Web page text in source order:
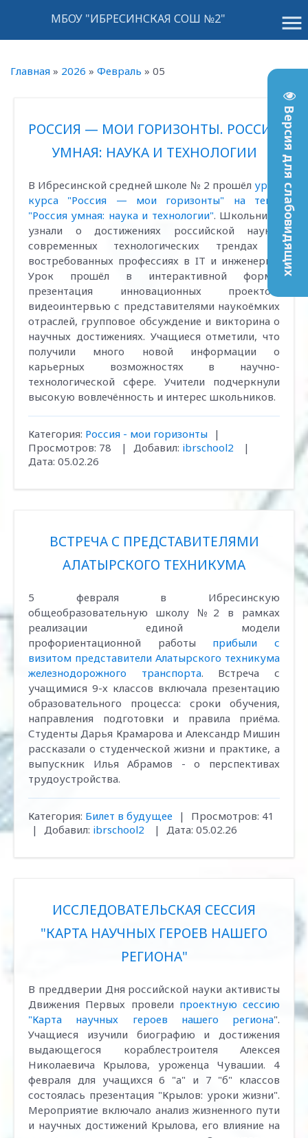
Версия для слабовидящих
menu
МБОУ "ИБРЕСИНСКАЯ СОШ №2"
Главная » 2026 » Февраль » 05
РОССИЯ — МОИ ГОРИЗОНТЫ. РОССИЯ
УМНАЯ: НАУКА И ТЕХНОЛОГИИ
В Ибресинской средней школе № 2 прошёл урок
курса "Россия — мои горизонты" на тему
"Россия умная: наука и технологии". Школьники
узнали о достижениях российской науки,
современных технологических трендах и
востребованных профессиях в IT и инженерии.
Урок прошёл в интерактивной форме:
презентация инновационных проектов,
видеоинтервью с представителями наукоёмких
отраслей, групповое обсуждение и викторина о
научных достижениях. Учащиеся отметили, что
получили много новой информации о
карьерных возможностях в научно-
технологической сфере. Учители подчеркнули
высокую вовлечённость и интерес школьников.
Категория: Россия - мои горизонты
|
Просмотров: 78 | Добавил: ibrschool2
|
Дата: 05.02.26
ВСТРЕЧА С ПРЕДСТАВИТЕЛЯМИ
АЛАТЫРСКОГО ТЕХНИКУМА
5 февраля в Ибресинскую
общеобразовательную школу №2 в рамках
реализации единой модели
профориентационной работы прибыли с
визитом представители Алатырского техникума
железнодорожного транспорта. Встреча с
учащимися 9-х классов включала презентацию
образовательного процесса: сроки обучения,
направления подготовки и правила приёма.
Студенты Дарья Крамарова и Александр Мишин
рассказали о студенческой жизни и практике, а
выпускник Илья Абрамов - о перспективах
трудоустройства.
Категория: Билет в будущее | Просмотров: 41
|
Добавил: ibrschool2 | Дата: 05.02.26
ИССЛЕДОВАТЕЛЬСКАЯ СЕССИЯ
"КАРТА НАУЧНЫХ ГЕРОЕВ НАШЕГО
РЕГИОНА"
В преддверии Дня российской науки активисты
Движения Первых провели проектную сессию
"Карта научных героев нашего региона".
Учащиеся изучили биографию и достижения
выдающегося кораблестроителя Алексея
Николаевича Крылова, уроженца Чувашии. 4
февраля для учащихся 6 "а" и 7 "б" классов
состоялась презентация "Крылов: уроки жизни".
Мероприятие включало анализ жизненного пути
и научных достижений Крылова, его влияние на